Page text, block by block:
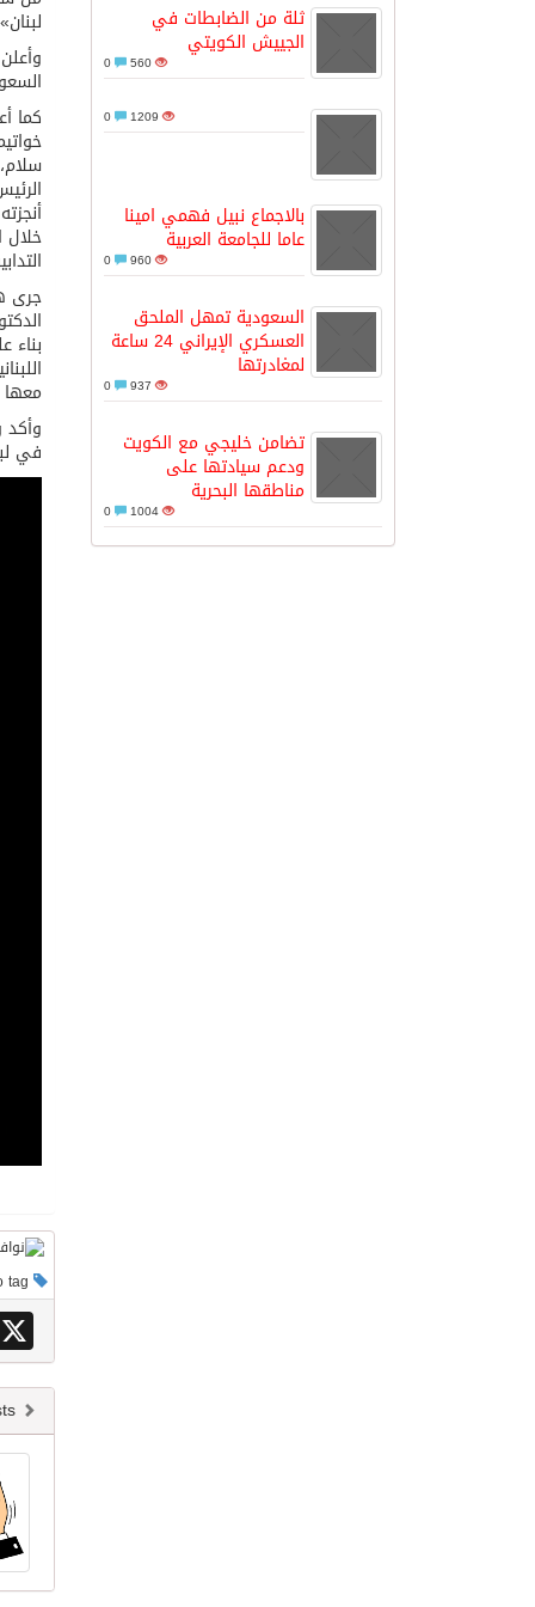
مدينة الملك سلمان للطاقة
كسوة الكعبة تعتلي البيت العتيق
“سبيس إكس” تطلق 24 قمرًا صناعيًا جديدًا إلى الفضاء
ثلة من الضابطات في
الجييش الكويتي
560
1209
بالاجماع نبيل فهمي امينا
عاما للجامعة العربية
960
السعودية تمهل الملحق
العسكري الإيراني 24 ساعة
لمغادرتها
937
تضامن خليجي مع الكويت
ودعم سيادتها على
مناطقها البحرية
1004
كما
خلال
جرى
بناء
معها
وأكد
في
X